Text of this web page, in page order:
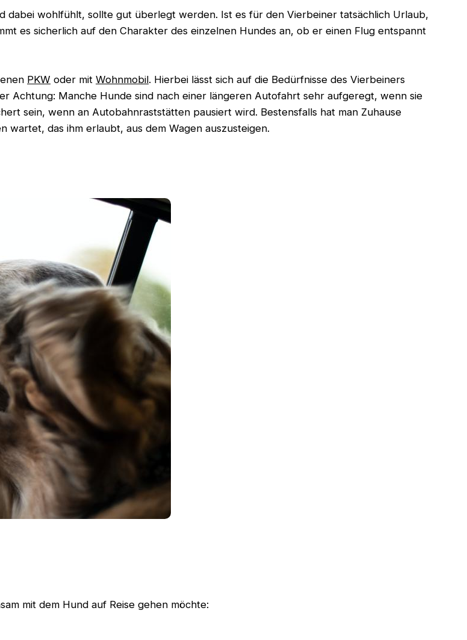
dabei wohlfühlt, sollte gut überlegt werden. Ist es für den Vierbeiner tatsächlich Urlaub,
es sicherlich auf den Charakter des einzelnen Hundes an, ob er einen Flug entspannt
PKW oder mit Wohnmobil. Hierbei lässt sich auf die Bedürfnisse des Vierbeiners
Achtung: Manche Hunde sind nach einer längeren Autofahrt sehr aufgeregt, wenn sie
sein, wenn an Autobahnraststätten pausiert wird. Bestensfalls hat man Zuhause
wartet, das ihm erlaubt, aus dem Wagen auszusteigen.
mit dem Hund auf Reise gehen möchte: